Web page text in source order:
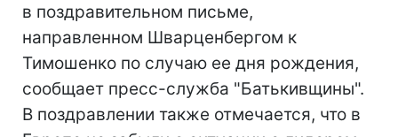
в поздравительном письме,
направленном Шварценбергом к
Тимошенко по случаю ее дня рождения,
сообщает пресс-служба "Батькивщины".
В поздравлении также отмечается, что в